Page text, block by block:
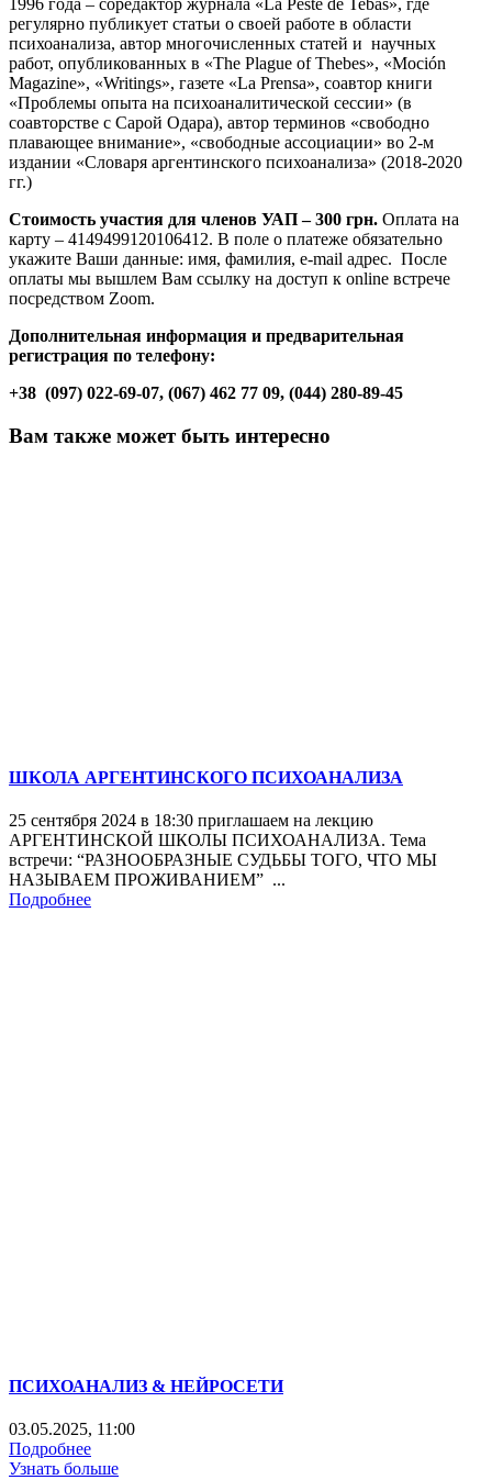
регулярно публикует статьи о своей работе в области
психоанализа, автор многочисленных статей и научных
работ, опубликованных в «The Plague of Thebes», «Moción
Magazine», «Writings», газете «La Prensa», соавтор книги
«Проблемы опыта на психоаналитической сессии» (в
соавторстве с Сарой Одара), автор терминов «свободно
плавающее внимание», «свободные ассоциации» во 2-м
издании «Словаря аргентинского психоанализа» (2018-2020
гг.)
Стоимость участия для членов УАП – 300 грн. Оплата на
карту – 4149499120106412. В поле о платеже обязательно
укажите Ваши данные: имя, фамилия, e-mail адрес. После
оплаты мы вышлем Вам ссылку на доступ к online встрече
посредством Zoom.
Дополнительная информация и предварительная
регистрация по телефону:
+38 (097) 022-69-07, (067) 462 77 09, (044) 280-89-45
Вам также может быть интересно
ШКОЛА АРГЕНТИНСКОГО ПСИХОАНАЛИЗА
25 сентября 2024 в 18:30 приглашаем на лекцию
АРГЕНТИНСКОЙ ШКОЛЫ ПСИХОАНАЛИЗА. Тема
встречи: “РАЗНООБРАЗНЫЕ СУДЬБЫ ТОГО, ЧТО МЫ
НАЗЫВАЕМ ПРОЖИВАНИЕМ” ...
Подробнее
ПСИХОАНАЛИЗ & НЕЙРОСЕТИ
03.05.2025, 11:00
Подробнее
Узнать больше